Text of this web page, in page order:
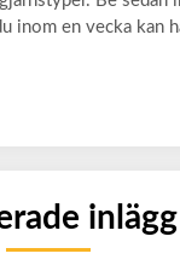
inom en vecka kan
inlägg